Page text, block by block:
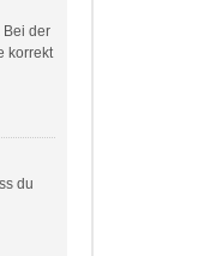
Bei der
korrekt
du